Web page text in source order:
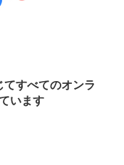
すべてのオンラ
います